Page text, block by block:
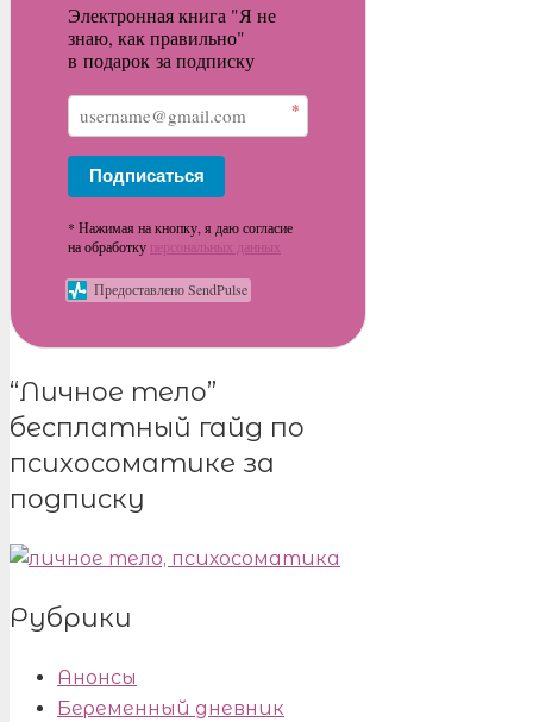
Электронная книга "Я не
знаю, как правильно"
в подарок за подписку
*
Подписаться
* Нажимая на кнопку, я даю согласие
на обработку персональных данных
Предоставлено SendPulse
“Личное тело”
бесплатный гайд по
психосоматике за
подписку
Рубрики
Анонсы
Беременный дневник